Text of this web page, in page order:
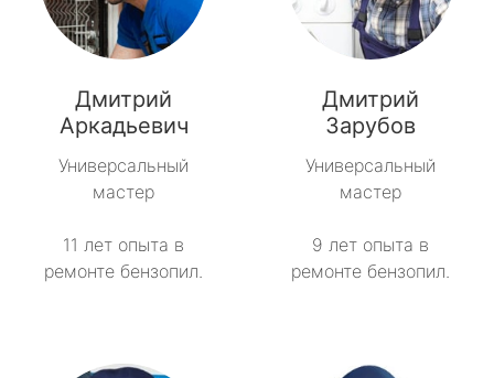
Дмитрий
Аркадьевич
Универсальный
мастер
11 лет опыта в
ремонте бензопил.
Дмитрий
Зарубов
Универсальный
мастер
9 лет опыта в
ремонте бензопил.